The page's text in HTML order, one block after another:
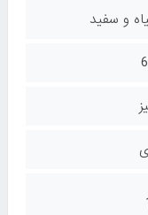
و سفید